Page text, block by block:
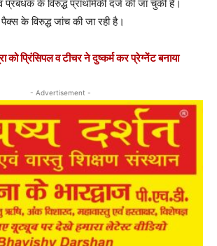
के विरुद्ध प्राथमिकी दर्ज की जा चुकी है।
के विरुद्ध जांच की जा रही है।
को प्रिंसिपल व टीचर ने दुष्कर्म कर प्रेग्नेंट बनाया
- Advertisement -